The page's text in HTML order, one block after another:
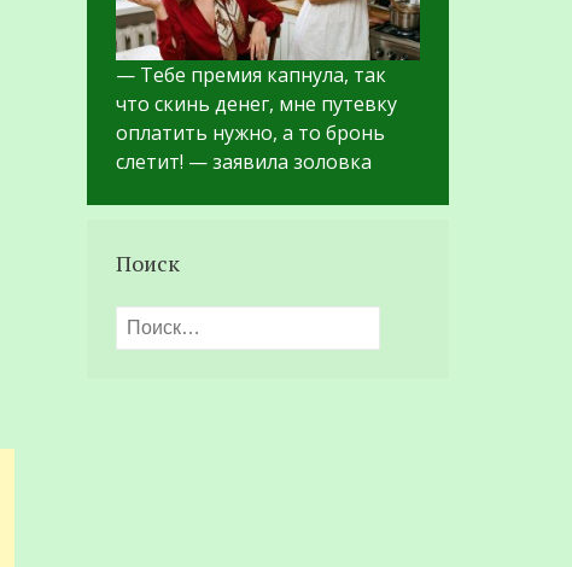
— Тебе премия капнула, так
что скинь денег, мне путевку
оплатить нужно, а то бронь
слетит! — заявила золовка
Поиск
Найти: